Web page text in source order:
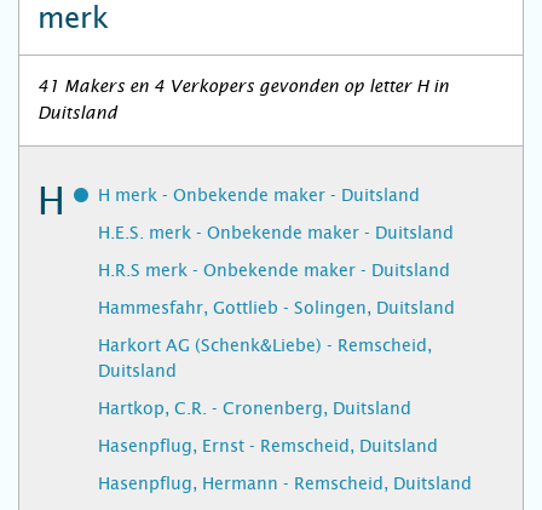
merk
41 Makers en 4 Verkopers gevonden op letter H in
Duitsland
H
H merk - Onbekende maker - Duitsland
H.E.S. merk - Onbekende maker - Duitsland
H.R.S merk - Onbekende maker - Duitsland
Hammesfahr, Gottlieb - Solingen, Duitsland
Harkort AG (Schenk&Liebe) - Remscheid,
Duitsland
Hartkop, C.R. - Cronenberg, Duitsland
Hasenpflug, Ernst - Remscheid, Duitsland
Hasenpflug, Hermann - Remscheid, Duitsland